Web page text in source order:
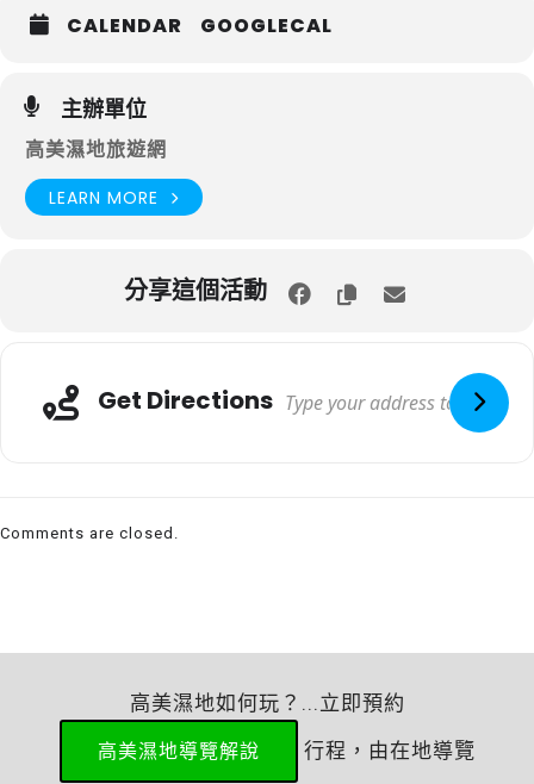
CALENDAR GOOGLECAL
主辦單位
高美濕地旅遊網
LEARN MORE
分享這個活動
Get Directions
Comments are closed.
高美濕地如何玩？...立即預約
高美濕地導覽解說
行程，由在地導覽